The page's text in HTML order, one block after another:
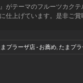
がテーマのフルーツカク
仕上げています。是非ご賞
プラーザ店 - お薦め, たまプ